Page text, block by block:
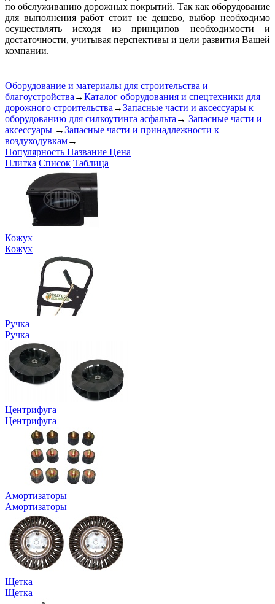
по обслуживанию дорожных покрытий. Так как оборудование
для выполнения работ стоит не дешево, выбор необходимо
осуществлять исходя из принципов необходимости и
достаточности, учитывая перспективы и цели развития Вашей
компании.
Оборудование и материалы для строительства и
благоустройства→Каталог оборудования и спецтехники для
дорожного строительства→Запасные части и аксессуары к
оборудованию для силкоутинга асфальта→ Запасные части и
аксессуары →Запасные части и принадлежности к
воздуходувкам→
Популярность Название Цена
Плитка Список Таблица
Кожух
Кожух
Ручка
Ручка
Центрифуга
Центрифуга
Амортизаторы
Амортизаторы
Щетка
Щетка